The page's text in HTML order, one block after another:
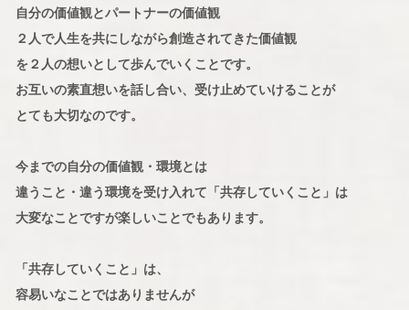
自分の価値観とパートナーの価値観
２人で人生を共にしながら創造されてきた価値観
を２人の想いとして歩んでいくことです。
お互いの素直想いを話し合い、受け止めていけることが
とても大切なのです。
今までの自分の価値観・環境とは
違うこと・違う環境を受け入れて「共存していくこと」は
大変なことですが楽しいことでもあります。
「共存していくこと」は、
容易いなことではありませんが